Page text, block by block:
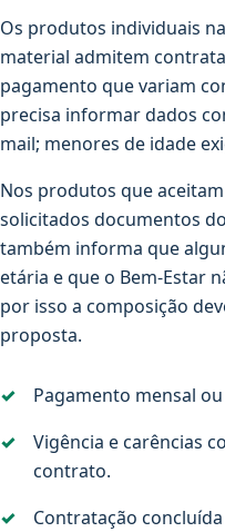
Os produtos individuais
material admitem
pagamento que variam
precisa informar dados
mail; menores de idade
Nos produtos que
solicitados documentos
também informa que
etária e que o Bem-Estar
por isso a composição
proposta.
Pagamento mensal
Vigência e carências
contrato.
Contratação